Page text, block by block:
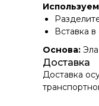
Вставка
Основа:
Доставка
Доставка